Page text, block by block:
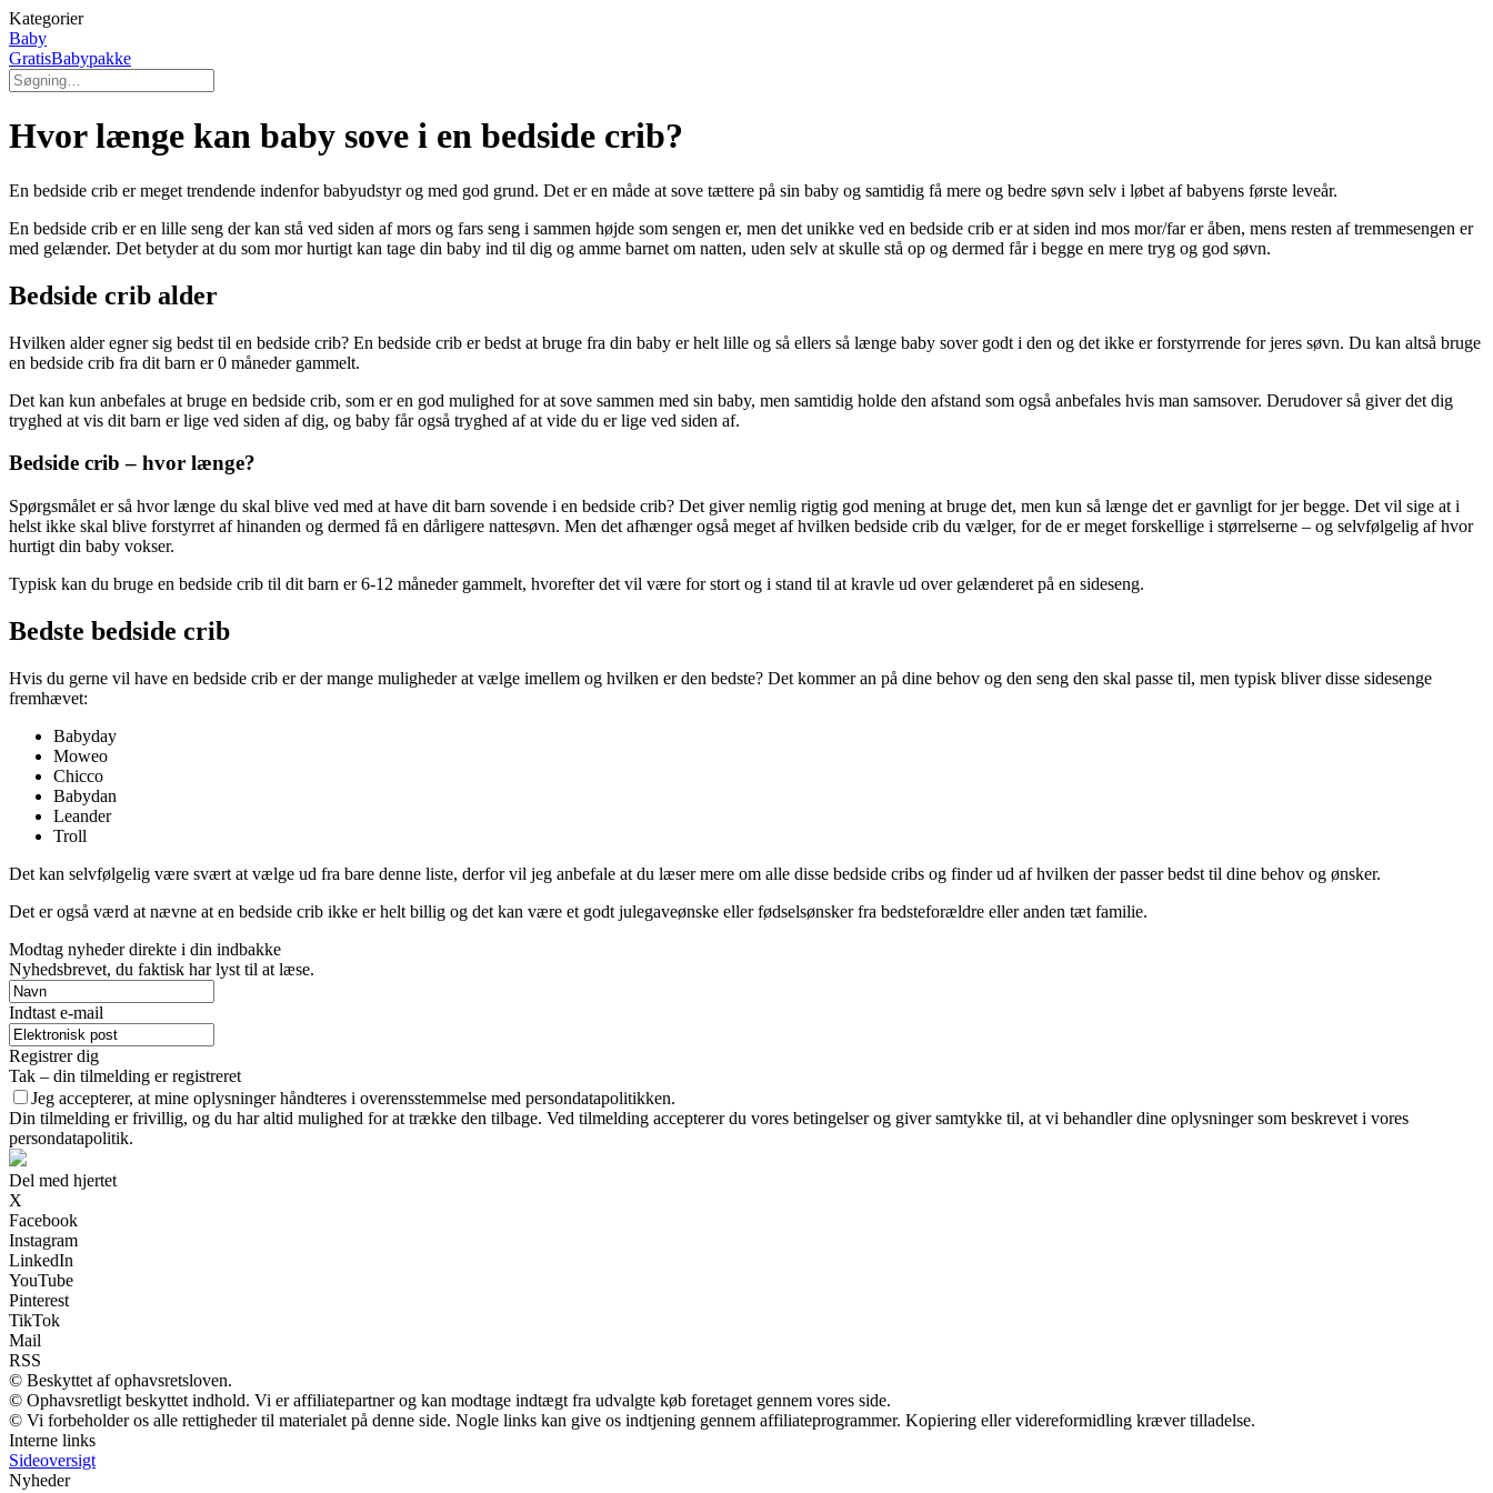
Kategorier
Baby
GratisBabypakke
Hvor længe kan baby sove i en bedside crib?
En bedside crib er meget trendende indenfor babyudstyr og med god grund. Det er en måde at sove tættere på sin baby og samtidig få mere og bedre søvn selv i løbet af babyens første leveår.
En bedside crib er en lille seng der kan stå ved siden af mors og fars seng i sammen højde som sengen er, men det unikke ved en bedside crib er at siden ind mos mor/far er åben, mens resten af tremmesengen er
med gelænder. Det betyder at du som mor hurtigt kan tage din baby ind til dig og amme barnet om natten, uden selv at skulle stå op og dermed får i begge en mere tryg og god søvn.
Bedside crib alder
Hvilken alder egner sig bedst til en bedside crib? En bedside crib er bedst at bruge fra din baby er helt lille og så ellers så længe baby sover godt i den og det ikke er forstyrrende for jeres søvn. Du kan altså bruge
en bedside crib fra dit barn er 0 måneder gammelt.
Det kan kun anbefales at bruge en bedside crib, som er en god mulighed for at sove sammen med sin baby, men samtidig holde den afstand som også anbefales hvis man samsover. Derudover så giver det dig
tryghed at vis dit barn er lige ved siden af dig, og baby får også tryghed af at vide du er lige ved siden af.
Bedside crib – hvor længe?
Spørgsmålet er så hvor længe du skal blive ved med at have dit barn sovende i en bedside crib? Det giver nemlig rigtig god mening at bruge det, men kun så længe det er gavnligt for jer begge. Det vil sige at i
helst ikke skal blive forstyrret af hinanden og dermed få en dårligere nattesøvn. Men det afhænger også meget af hvilken bedside crib du vælger, for de er meget forskellige i størrelserne – og selvfølgelig af hvor
hurtigt din baby vokser.
Typisk kan du bruge en bedside crib til dit barn er 6-12 måneder gammelt, hvorefter det vil være for stort og i stand til at kravle ud over gelænderet på en sideseng.
Bedste bedside crib
Hvis du gerne vil have en bedside crib er der mange muligheder at vælge imellem og hvilken er den bedste? Det kommer an på dine behov og den seng den skal passe til, men typisk bliver disse sidesenge
fremhævet:
Babyday
Moweo
Chicco
Babydan
Leander
Troll
Det kan selvfølgelig være svært at vælge ud fra bare denne liste, derfor vil jeg anbefale at du læser mere om alle disse bedside cribs og finder ud af hvilken der passer bedst til dine behov og ønsker.
Det er også værd at nævne at en bedside crib ikke er helt billig og det kan være et godt julegaveønske eller fødselsønsker fra bedsteforældre eller anden tæt familie.
Modtag nyheder direkte i din indbakke
Nyhedsbrevet, du faktisk har lyst til at læse.
Indtast e-mail
Registrer dig
Tak – din tilmelding er registreret
Jeg accepterer, at mine oplysninger håndteres i overensstemmelse med persondatapolitikken.
Din tilmelding er frivillig, og du har altid mulighed for at trække den tilbage. Ved tilmelding accepterer du vores betingelser og giver samtykke til, at vi behandler dine oplysninger som beskrevet i vores
persondatapolitik.
Del med hjertet
X
Facebook
Instagram
LinkedIn
YouTube
Pinterest
TikTok
Mail
RSS
© Beskyttet af ophavsretsloven.
© Ophavsretligt beskyttet indhold. Vi er affiliatepartner og kan modtage indtægt fra udvalgte køb foretaget gennem vores side.
© Vi forbeholder os alle rettigheder til materialet på denne side. Nogle links kan give os indtjening gennem affiliateprogrammer. Kopiering eller videreformidling kræver tilladelse.
Interne links
Sideoversigt
Nyheder